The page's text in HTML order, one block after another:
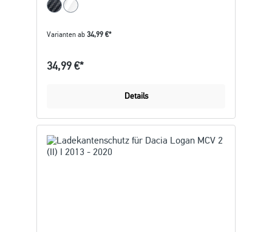
Varianten ab 34,99 €*
34,99 €*
Details